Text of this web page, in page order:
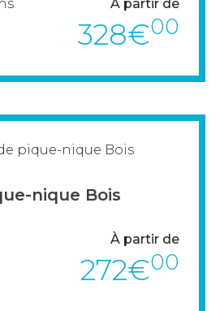
& CONFÉRENCES
À partir de
328€00
nique Bois
À partir de
272€00